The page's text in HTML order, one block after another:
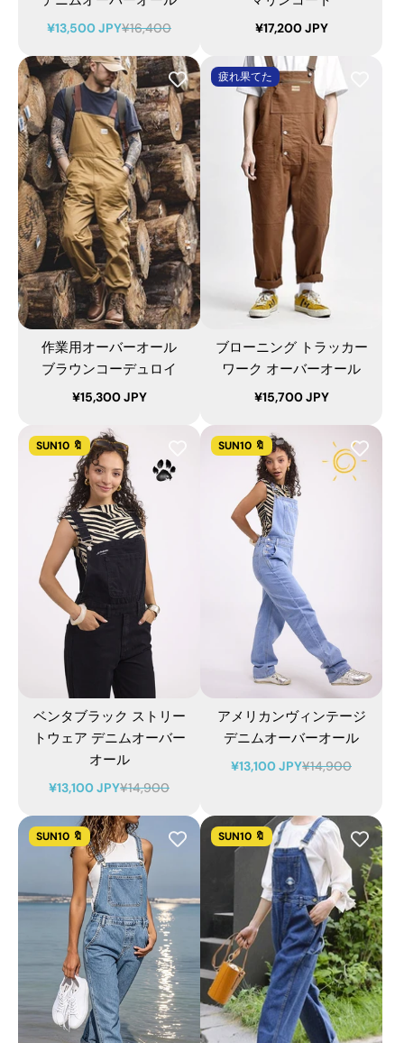
¥13,500 JPY¥16,400 ¥17,200 JPY
作業用オーバーオール
ブラウンコーデュロイ
¥15,300 JPY
疲れ果てた
ブローニング トラッカー
ワーク オーバーオール
¥15,700 JPY
SUN10 🔖
ベンタブラック ストリー
トウェア デニムオーバー
オール
¥13,100 JPY¥14,900
SUN10 🔖
アメリカンヴィンテージ
デニムオーバーオール
¥13,100 JPY¥14,900
SUN10 🔖 SUN10 🔖